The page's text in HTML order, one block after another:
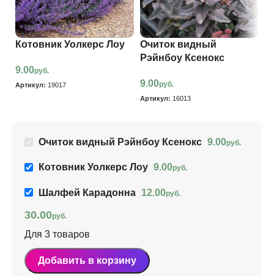
Котовник Уолкерс Лоу
9.00руб.
Артикул: 19017
Очиток видный
Рэйнбоу Ксенокс
9.00руб.
Артикул: 16013
Очиток видный Рэйнбоу Ксенокс 9.00руб.
Котовник Уолкерс Лоу 9.00руб.
Шалфей Карадонна 12.00руб.
30.00руб.
Для 3 товаров
Добавить в корзину